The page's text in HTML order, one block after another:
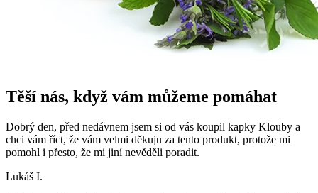
Těší nás, když vám můžeme pomáhat
Dobrý den, před nedávnem jsem si od vás koupil kapky Klouby a
chci vám říct, že vám velmi děkuju za tento produkt, protože mi
pomohl i přesto, že mi jiní nevěděli poradit.
Lukáš I.